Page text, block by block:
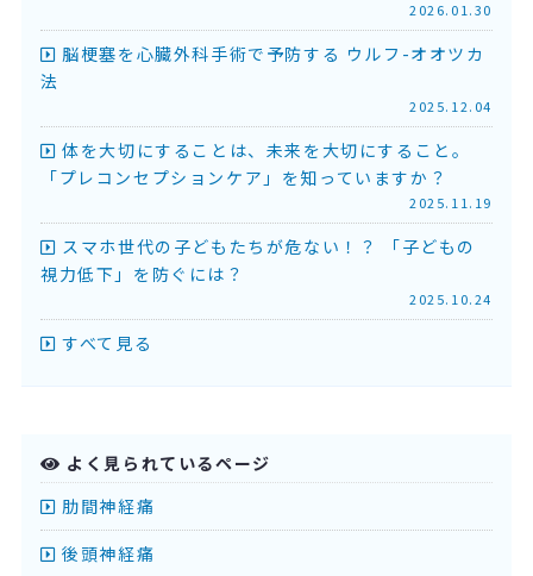
2026.01.30
脳梗塞を心臓外科手術で予防する ウルフ-オオツカ
法
2025.12.04
体を大切にすることは、未来を大切にすること。
「プレコンセプションケア」を知っていますか？
2025.11.19
スマホ世代の子どもたちが危ない！？ 「子どもの
視力低下」を防ぐには？
2025.10.24
すべて見る
よく見られているページ
肋間神経痛
後頭神経痛